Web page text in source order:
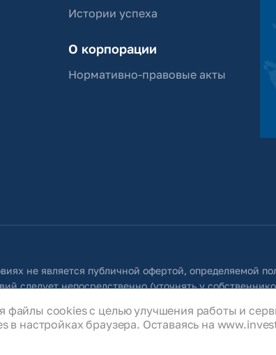
Истории успеха
О корпорации
Нормативно-правовые акты
не является публичной офертой, определяемой
следует непосредственно (уточнять у
без специального уведомления вносить
сайта.
cookies с целью улучшения работы и
настройках браузера. Оставаясь на